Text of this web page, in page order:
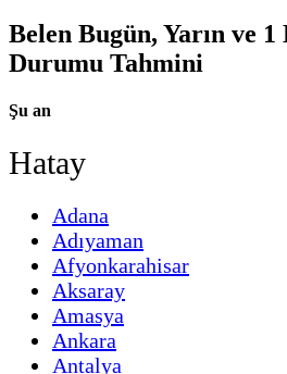
Belen Bugün, Yarın ve
Durumu Tahmini
Şu an
Hatay
Adana
Adıyaman
Afyonkarahisar
Aksaray
Amasya
Ankara
Antalya